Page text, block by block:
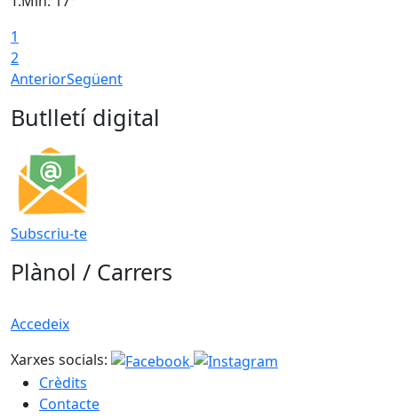
1
2
AnteriorSegüent
Butlletí digital
Subscriu-te
Plànol / Carrers
Accedeix
Xarxes socials:
Crèdits
Contacte